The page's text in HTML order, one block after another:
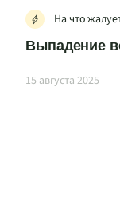
На что
Выпадение
15 августа 2025